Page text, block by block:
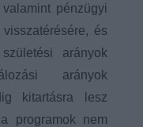
pénzügyi
és
arányok
arányok
kitartásra lesz
programok nem